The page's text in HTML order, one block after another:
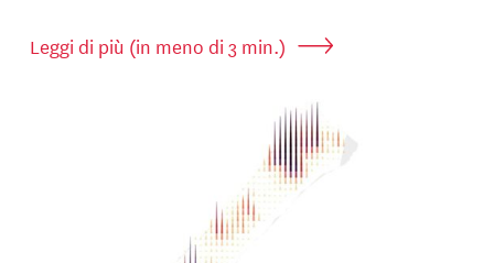
Leggi di più (in meno di 3 min.)